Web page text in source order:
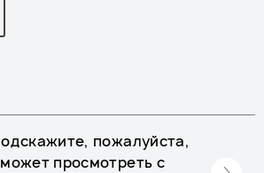
пожалуйста,
просмотреть с